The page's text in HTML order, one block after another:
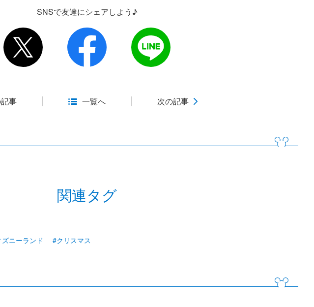
SNSで友達にシェアしよう♪
事 一覧へ 次の記事
関連タグ
ニーランド #クリスマス